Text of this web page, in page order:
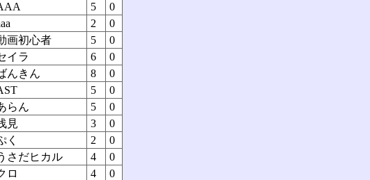
5
0
2
0
画初心者 5
0
イラ 6
0
んきん 8
0
5
0
らん 5
0
見 3
0
く 2
0
さだヒカル 4
0
ロ 4
0